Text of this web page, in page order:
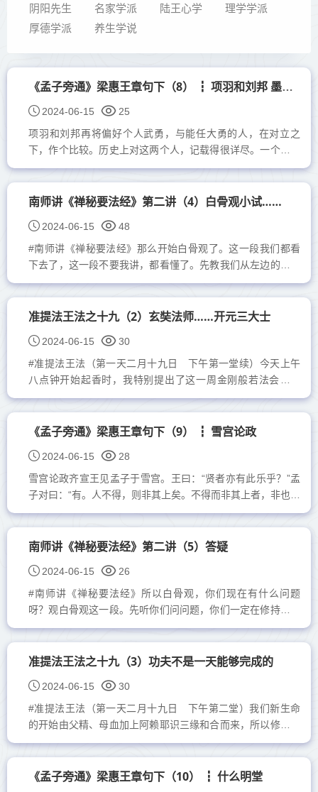
阴阳先生
名家学派 陆王心学
理学学派
厚德学派
养生学说
《孟子旁通》梁惠王章句下（8） ┇ 项羽和刘邦 墨子谈勇
2024-06-15
25
项羽和刘邦再将偏好个人武勇，与能任大勇的人，在对立之
下，作个比较。历史上对这两个人，记载得很详尽。一个是项
羽，有拔山扛鼎之勇，作战时单枪匹马，闯到敌人的阵中，纵
横驰骋，谁也不敢阻...
南师讲《禅秘要法经》第二讲（4）白骨观小试……
2024-06-15
48
#南师讲《禅秘要法经》那么开始白骨观了。这一段我们都看
下去了，这一段不要我讲，都看懂了。先教我们从左边的大趾
头观起，看到大趾头，自己想自己，就是要念死，自己觉得
死...
准提法王法之十九（2）玄奘法师……开元三大士
2024-06-15
30
#准提法王法（第一天二月十九日 下午第一堂续）今天上午
八点钟开始起香时，我特别提出了这一周金刚般若法会的主
题，两句话，「入胎三缘成三纲，三纲十要证三身」，大家要
仔细...
《孟子旁通》梁惠王章句下（9） ┇ 雪宫论政
2024-06-15
28
雪宫论政齐宣王见孟子于雪宫。王曰：“贤者亦有此乐乎？”孟
子对曰：“有。人不得，则非其上矣。不得而非其上者，非也；
为民上而不与民同乐者，亦非也。乐民之乐者，民亦乐其乐，
忧民之忧者，民...
南师讲《禅秘要法经》第二讲（5）答疑
2024-06-15
26
#南师讲《禅秘要法经》所以白骨观，你们现在有什么问题
呀？观白骨观这一段。先听你们问问题，你们一定在修持中间
发生问题，观的起来、观不起来，趁这个时候问，不要单独一
个...
准提法王法之十九（3）功夫不是一天能够完成的
2024-06-15
30
#准提法王法（第一天二月十九日 下午第二堂）我们新生命
的开始由父精、母血加上阿赖耶识三缘和合而来，所以修行也
没有离开这三缘来修。此之所以《封神榜》会提到哪咤...
《孟子旁通》梁惠王章句下（10） ┇ 什么明堂